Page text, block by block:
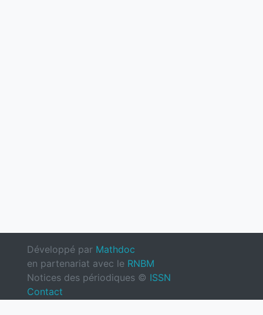
Développé par Mathdoc
en partenariat avec le RNBM
Notices des périodiques © ISSN
Contact